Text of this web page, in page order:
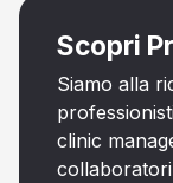
Scopri
Siamo alla
clinic